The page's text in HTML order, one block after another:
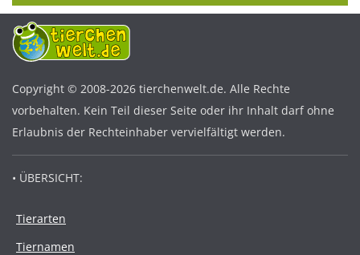
Copyright © 2008-2026 tierchenwelt.de. Alle Rechte
vorbehalten. Kein Teil dieser Seite oder ihr Inhalt darf ohne
Erlaubnis der Rechteinhaber vervielfältigt werden.
• ÜBERSICHT:
Tierarten
Tiernamen